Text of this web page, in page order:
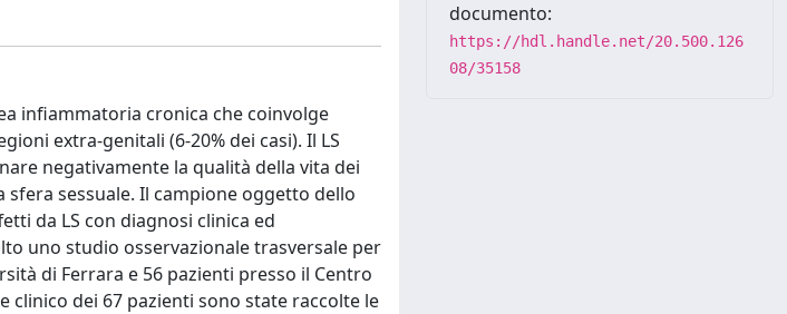
infiammatoria cronica che coinvolge
extra-genitali (6-20% dei casi). Il LS
negativamente la qualità della vita dei
sessuale. Il campione oggetto dello
da LS con diagnosi clinica ed
uno studio osservazionale trasversale per
di Ferrara e 56 pazienti presso il Centro
clinico dei 67 pazienti sono state raccolte le
documento:
https://hdl.handle.net/20.500.126
08/35158